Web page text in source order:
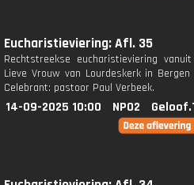
Eucharistieviering: Afl. 35
Rechtstreekse eucharistieviering
Lieve Vrouw van Lourdeskerk in
Celebrant: pastoor Paul Verbeek.
14-09-2025 10:00 NPO2